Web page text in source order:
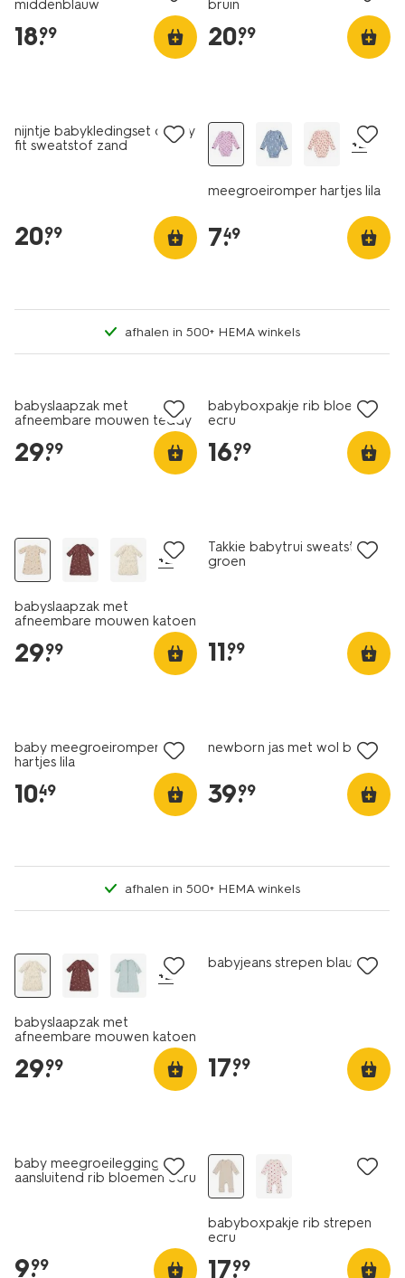
middenblauw
18.
99
bruin
20.
99
nijntje babykledingset comfy
fit sweatstof zand
20.
99
+2
meegroeiromper hartjes lila
7.
49
afhalen in 500+ HEMA winkels
babyslaapzak met
afneembare mouwen teddy
29.
99
babyboxpakje rib bloemen
ecru
16.
99
+2
babyslaapzak met
afneembare mouwen katoen
29.
99
Takkie babytrui sweatstof
groen
11.
99
baby meegroeiromper rib
hartjes lila
10.
49
newborn jas met wol bruin
39.
99
afhalen in 500+ HEMA winkels
+2
babyslaapzak met
afneembare mouwen katoen
29.
99
babyjeans strepen blauw
17.
99
baby meegroeilegging
aansluitend rib bloemen ecru
9.
99
babyboxpakje rib strepen
ecru
17.
99